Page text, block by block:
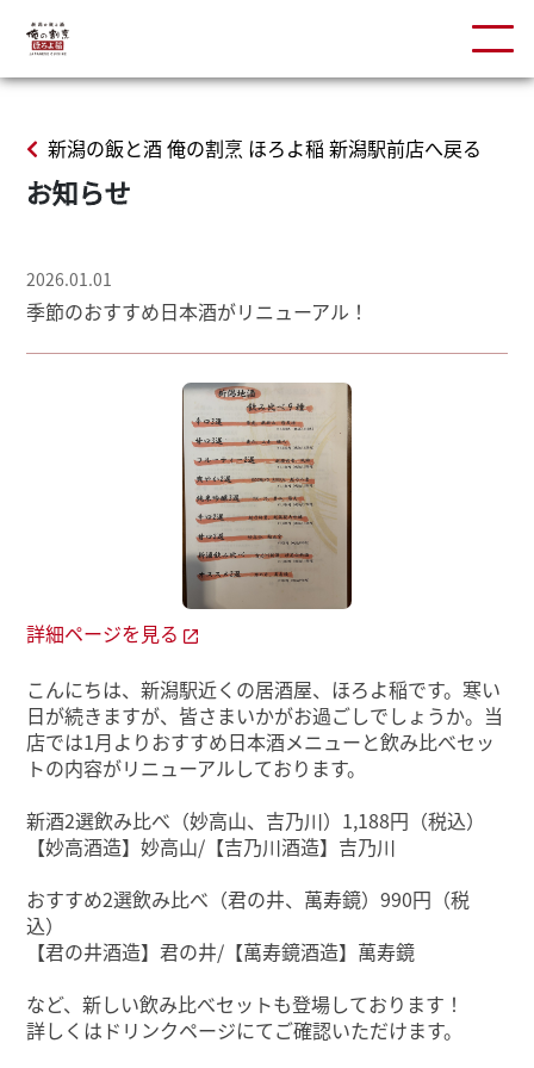
新潟の飯と酒 俺の割烹 ほろよ稲 新潟駅前店へ戻る
お知らせ
2026.01.01
季節のおすすめ日本酒がリニューアル！
詳細ページを見る
こんにちは、新潟駅近くの居酒屋、ほろよ稲です。寒い
日が続きますが、皆さまいかがお過ごしでしょうか。当
店では1月よりおすすめ日本酒メニューと飲み比べセッ
トの内容がリニューアルしております。
新酒2選飲み比べ（妙高山、吉乃川）1,188円（税込）
【妙高酒造】妙高山/【吉乃川酒造】吉乃川
おすすめ2選飲み比べ（君の井、萬寿鏡）990円（税
込）
【君の井酒造】君の井/【萬寿鏡酒造】萬寿鏡
など、新しい飲み比べセットも登場しております！
詳しくはドリンクページにてご確認いただけます。